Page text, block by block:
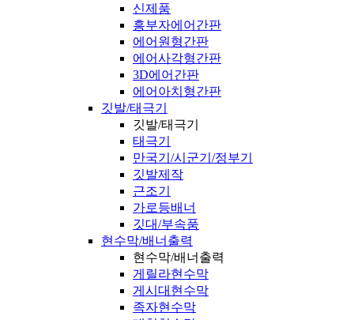
신제품
흥부자에어간판
에어원형간판
에어사각형간판
3D에어간판
에어아치형간판
깃발/태극기
깃발/태극기
태극기
만국기/시군기/정부기
깃발제작
근조기
가로등배너
깃대/부속품
현수막/배너출력
현수막/배너출력
게릴라현수막
게시대현수막
족자현수막